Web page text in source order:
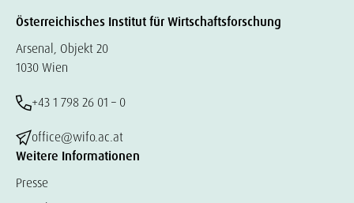
Österreichisches Institut für Wirtschaftsforschung
Arsenal, Objekt 20
1030 Wien
+43 1 798 26 01 – 0
office@wifo.ac.at
Weitere Informationen
Presse